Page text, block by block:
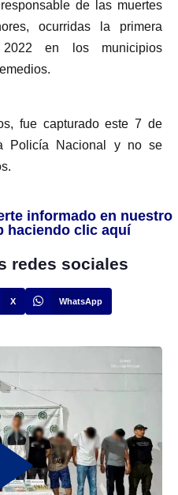
de las muertes
ocurridas la primera
en los municipios
fue capturado este 7 de
Policía Nacional y no se
informado en nuestro
haciendo clic aquí
redes sociales
X WhatsApp